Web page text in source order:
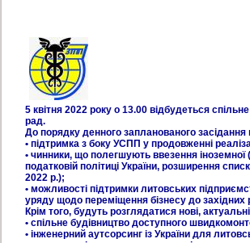
5 квітня 2022 року о 13.00 відбудеться
рад.
До порядку денного запланованого
• підтримка з боку УСПП у продовженні
• чинники, що полегшують ввезення іноземної
податковій політиці України, розширення
2022 р.);
• можливості підтримки литовських
уряду щодо переміщення бізнесу до західних
Крім того, будуть розглядатися нові,
• спільне будівництво доступного
• інженерний аутсорсинг із України для